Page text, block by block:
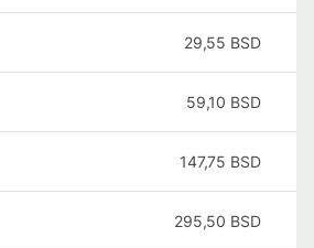
29,55 BSD
59,10 BSD
147,75 BSD
295,50 BSD